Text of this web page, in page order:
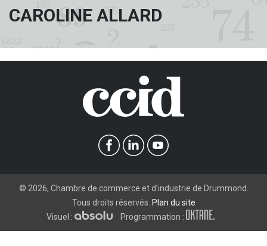
CAROLINE ALLARD
© 2026, Chambre de commerce et d’industrie de Drummond.
Tous droits réservés. Plan du site
Visuel :
Programmation :